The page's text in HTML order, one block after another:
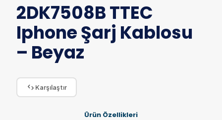
2DK7508B TTEC
Iphone Şarj Kablosu
– Beyaz
Karşılaştır
Ürün Özellikleri